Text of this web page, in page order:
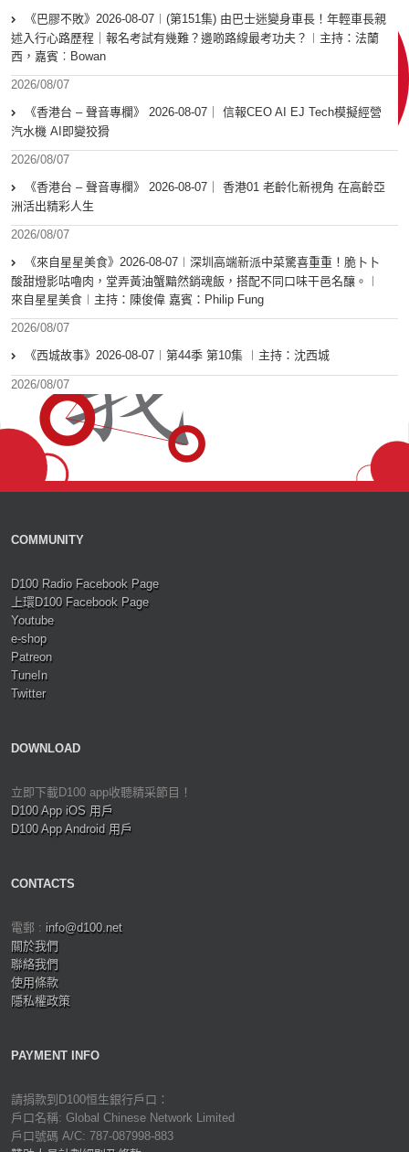
《巴膠不敗》2026-08-07︱(第151集) 由巴士迷變身車長！年輕車長親
述入行心路歷程｜報名考試有幾難？邊啲路線最考功夫？︱主持：法蘭
西，嘉賓︰Bowan
2026/08/07
《香港台 – 聲音專欄》 2026-08-07｜ 信報CEO AI EJ Tech模擬經營
汽水機 AI即變狡猾
2026/08/07
《香港台 – 聲音專欄》 2026-08-07｜ 香港01 老齡化新視角 在高齡亞
洲活出精彩人生
2026/08/07
《來自星星美食》2026-08-07︱深圳高端新派中菜驚喜重重！脆卜卜
酸甜燈影咕嚕肉，堂弄黃油蟹黯然銷魂飯，搭配不同口味干邑名釀。︱
來自星星美食︱主持：陳俊偉 嘉賓：Philip Fung
2026/08/07
《西城故事》2026-08-07︱第44季 第10集 ︱主持：沈西城
2026/08/07
COMMUNITY
D100 Radio Facebook Page
上環D100 Facebook Page
Youtube
e-shop
Patreon
TuneIn
Twitter
DOWNLOAD
立即下載D100 app收聽精采節目！
D100 App iOS 用戶
D100 App Android 用戶
CONTACTS
電郵 : info@d100.net
關於我們
聯絡我們
使用條款
隱私權政策
PAYMENT INFO
請捐款到D100恒生銀行戶口：
戶口名稱: Global Chinese Network Limited
戶口號碼 A/C: 787-087998-883